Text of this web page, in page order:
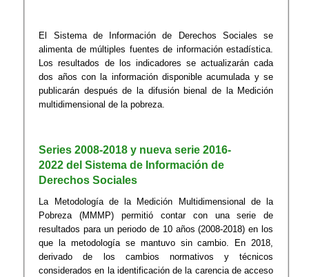
El Sistema de Información de Derechos Sociales se
alimenta de múltiples fuentes de información estadística.
Los resultados de los indicadores se actualizarán cada
dos años con la información disponible acumulada y se
publicarán después de la difusión bienal de la Medición
multidimensional de la pobreza.
Series 2008-2018 y nueva serie 2016-
2022 del Sistema de Información de
Derechos Sociales
La Metodología de la Medición Multidimensional de la
Pobreza (MMMP) permitió contar con una serie de
resultados para un periodo de 10 años (2008-2018) en los
que la metodología se mantuvo sin cambio. En 2018,
derivado de los cambios normativos y técnicos
considerados en la identificación de la carencia de acceso